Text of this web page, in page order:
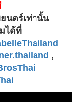
นตร์เท่านั้น
ได้ที่
,